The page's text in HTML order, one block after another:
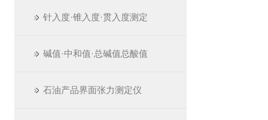
针入度·锥入度·贯入度测定
碱值·中和值·总碱值总酸值
石油产品界面张力测定仪